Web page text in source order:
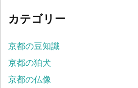
カテゴリー
京都の豆知識
京都の狛犬
京都の仏像